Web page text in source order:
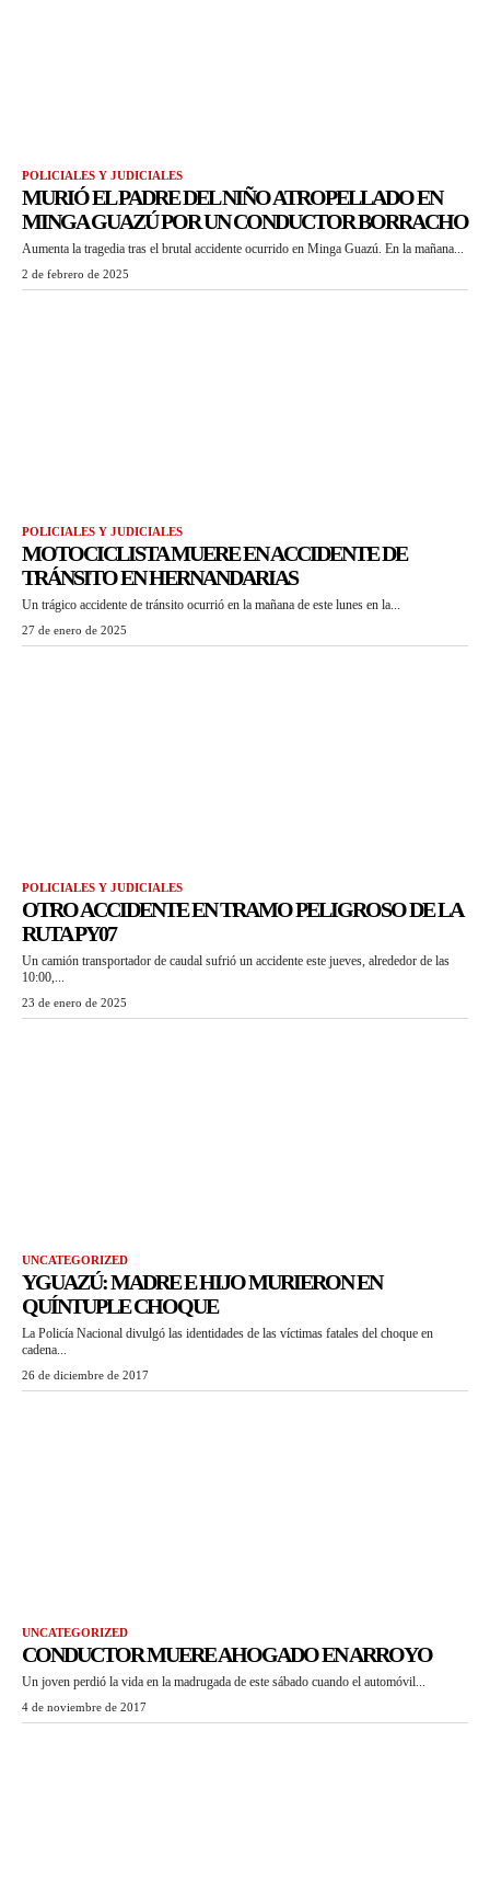
POLICIALES Y JUDICIALES
MURIÓ EL PADRE DEL NIÑO ATROPELLADO EN
MINGA GUAZÚ POR UN CONDUCTOR BORRACHO
Aumenta la tragedia tras el brutal accidente ocurrido en Minga Guazú. En la mañana...
2 de febrero de 2025
POLICIALES Y JUDICIALES
MOTOCICLISTA MUERE EN ACCIDENTE DE
TRÁNSITO EN HERNANDARIAS
Un trágico accidente de tránsito ocurrió en la mañana de este lunes en la...
27 de enero de 2025
POLICIALES Y JUDICIALES
OTRO ACCIDENTE EN TRAMO PELIGROSO DE LA
RUTA PY07
Un camión transportador de caudal sufrió un accidente este jueves, alrededor de las
10:00,...
23 de enero de 2025
UNCATEGORIZED
YGUAZÚ: MADRE E HIJO MURIERON EN
QUÍNTUPLE CHOQUE
La Policía Nacional divulgó las identidades de las víctimas fatales del choque en
cadena...
26 de diciembre de 2017
UNCATEGORIZED
CONDUCTOR MUERE AHOGADO EN ARROYO
Un joven perdió la vida en la madrugada de este sábado cuando el automóvil...
4 de noviembre de 2017